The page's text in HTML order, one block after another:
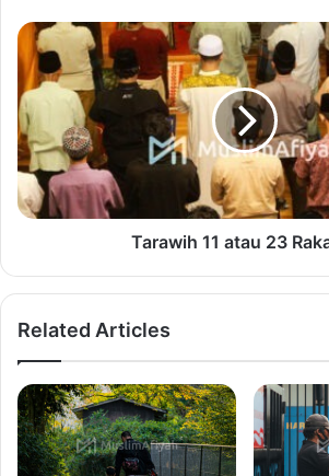
Tarawih 11 atau 23
Related Articles